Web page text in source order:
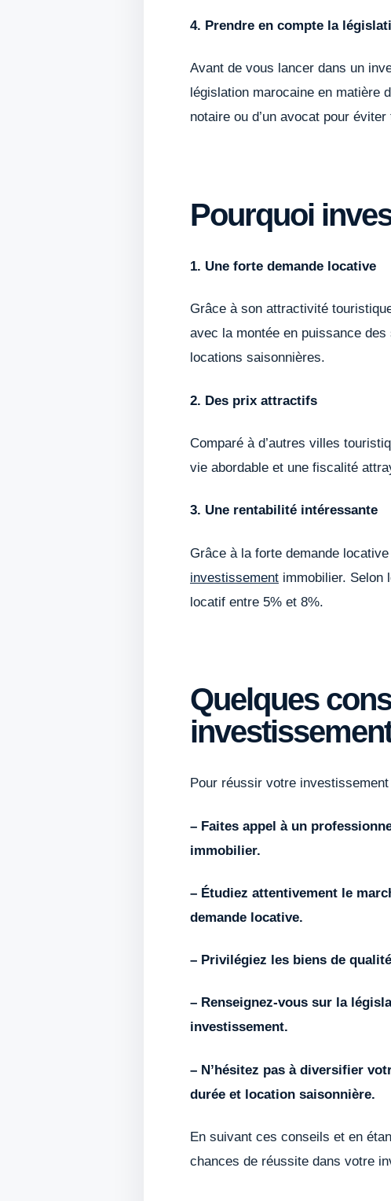
4. Prendre en compte la
Avant de vous lancer dans un
législation marocaine en matière
notaire ou d’un avocat pour
Pourquoi
1. Une forte demande locative
Grâce à son attractivité
avec la montée en puissance
locations saisonnières.
2. Des prix attractifs
Comparé à d’autres villes
vie abordable et une fiscalité
3. Une rentabilité intéressante
Grâce à la forte demande
investissement immobilier. Selon
locatif entre 5% et 8%.
Quelques
Pour réussir votre
– Faites appel à un
immobilier.
– Étudiez attentivement le
demande locative.
– Privilégiez les biens de
– Renseignez-vous sur la
investissement.
– N’hésitez pas à diversifier
durée et location saisonnière.
En suivant ces conseils et en
chances de réussite dans votre